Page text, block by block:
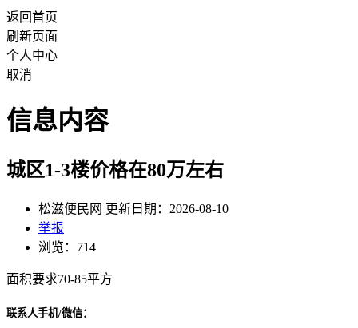
返回首页
刷新页面
个人中心
取消
信息内容
城区1-3楼价格在80万左右
松滋便民网 更新日期：2026-08-10
举报
浏览：714
面积要求70-85平方
联系人手机/微信：